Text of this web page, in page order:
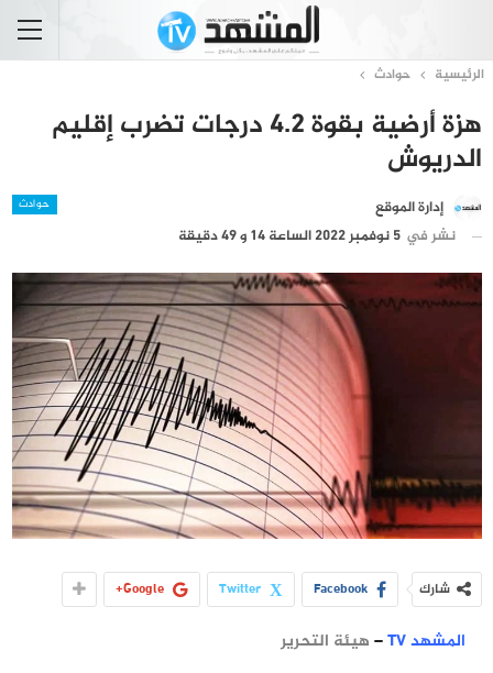
الرئيسية حوادث
هزة أرضية بقوة 4.2 درجات تضرب إقليم
الدريوش
حوادث
إدارة الموقع
نشر في 5 نوفمبر 2022 الساعة 14 و 49 دقيقة
شارك Facebook
Twitter
Google+
المشهد TV – هيئة التحرير